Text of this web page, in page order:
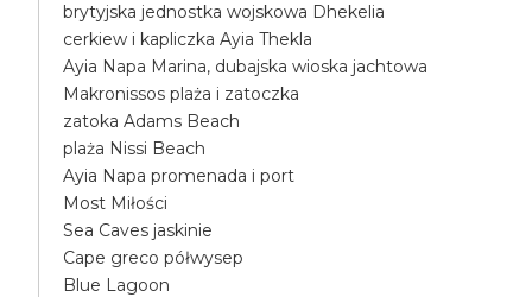
brytyjska jednostka wojskowa Dhekelia
cerkiew i kapliczka Ayia Thekla
Ayia Napa Marina, dubajska wioska jachtowa
Makronissos plaża i zatoczka
zatoka Adams Beach
plaża Nissi Beach
Ayia Napa promenada i port
Most Miłości
Sea Caves jaskinie
Cape greco półwysep
Blue Lagoon